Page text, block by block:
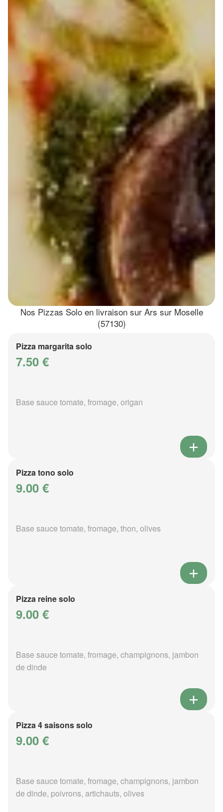
Nos Pizzas Solo en livraison sur Ars sur Moselle
(57130)
Pizza margarita solo
7.50 €
Base sauce tomate, fromage, origan
Pizza tono solo
9.00 €
Base sauce tomate, fromage, thon, olives
Pizza reine solo
9.00 €
Base sauce tomate, fromage, champignons, jambon
de dinde
Pizza 4 saisons solo
9.00 €
Base sauce tomate, fromage, champignons, jambon
de dinde, poivrons, artichauts, olives